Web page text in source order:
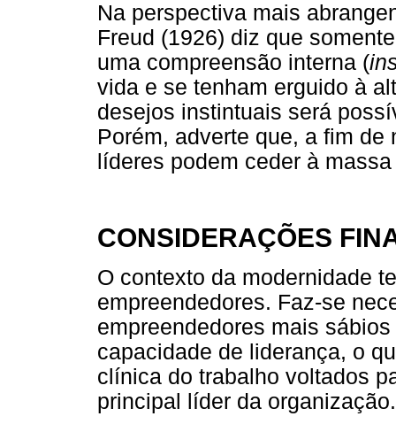
Na perspectiva mais
Freud (1926) diz que
uma compreensão interna (
vida e se tenham erguido à
desejos instintuais será
Porém, adverte que, a fim
líderes podem ceder à
CONSIDERAÇÕES
O contexto da modernidade
empreendedores. Faz-se
empreendedores mais
capacidade de liderança, o
clínica do trabalho voltados
principal líder da organização.